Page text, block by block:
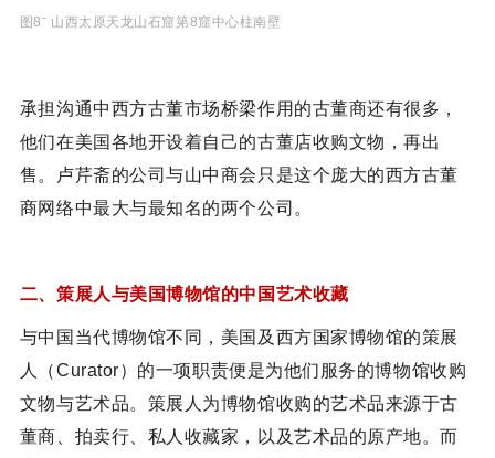
图8ˉ 山西太原天龙山石窟第8窟中心柱南壁
承担沟通中西方古董市场桥梁作用的古董商还有很多，
他们在美国各地开设着自己的古董店收购文物，再出
售。卢芹斋的公司与山中商会只是这个庞大的西方古董
商网络中最大与最知名的两个公司。
二、策展人与美国博物馆的中国艺术收藏
与中国当代博物馆不同，美国及西方国家博物馆的策展
人（Curator）的一项职责便是为他们服务的博物馆收购
文物与艺术品。策展人为博物馆收购的艺术品来源于古
董商、拍卖行、私人收藏家，以及艺术品的原产地。而